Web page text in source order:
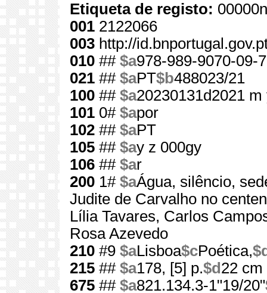
Etiqueta de registo:
001 2122066
003 http://
010 ## $a978-989-9070-09-7
021 ## $aPT$b488023/21
100 ## $a20230131d2021
101 0# $apor
102 ## $aPT
105 ## $ay z 000gy
106 ## $ar
200 1# $aÁgua, silêncio,
Judite de Carvalho no
Lília Tavares, Carlos
Rosa Azevedo
210 #9 $aLisboa$cPoética,
215 ## $a178, [5] p.$d 22 cm
675 ## $a821.134.3-1"19/20"